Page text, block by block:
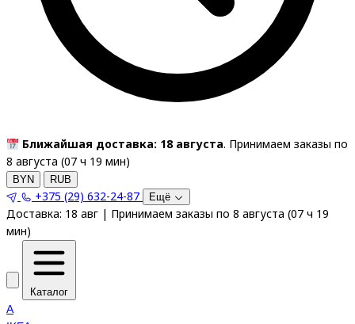
Ближайшая доставка: 18 августа. Принимаем заказы по
8 августа (07 ч 19 мин)
BYN RUB
+375 (29) 632-24-87 Ещё
Доставка: 18 авг | Принимаем заказы по 8 августа (07 ч 19
мин)
Каталог
A